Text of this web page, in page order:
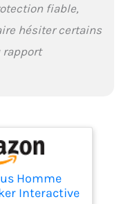
les longues
de la
à la
à fabriquer
Aujourd'hui,
toujours la
mondial
fiable,
hésiter certains
Homme
Interactive